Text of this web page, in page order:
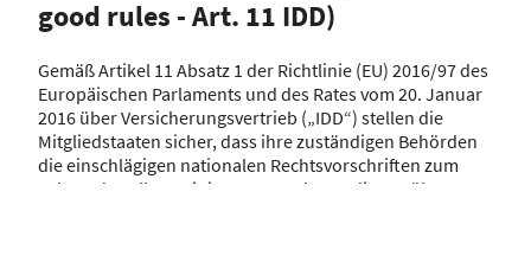
good rules - Art. 11 IDD)
Gemäß Artikel 11 Absatz 1 der Richtlinie (EU) 2016/97 des
Europäischen Parlaments und des Rates vom 20. Januar
2016 über Versicherungsvertrieb („IDD“) stellen die
Mitgliedstaaten sicher, dass ihre zuständigen Behörden
die einschlägigen nationalen Rechtsvorschriften zum
Schutz des Allgemeininteresses, denen die Ausübung